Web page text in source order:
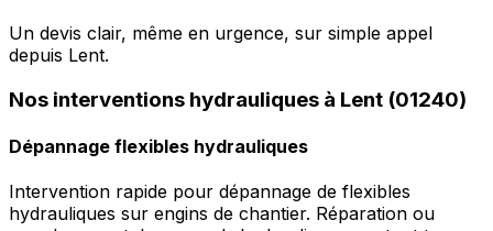
Un devis clair, même en urgence, sur simple appel
depuis Lent.
Nos interventions hydrauliques à Lent (01240)
Dépannage flexibles hydrauliques
Intervention rapide pour dépannage de flexibles
hydrauliques sur engins de chantier. Réparation ou